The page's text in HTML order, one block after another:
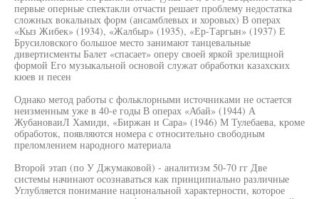
первые оперные спектакли отчасти решает проблему недостатка
сложных вокальных форм (ансамблевых и хоровых) В операх
«Кыз Жибек» (1934), «Жалбыр» (1935), «Ер-Таргын» (1937) Е
Брусиловского большое место занимают танцевальные
дивертисменты Балет «спасает» оперу своей яркой зрелищной
формой Его музыкальной основой служат обработки казахских
кюев и песен
Однако метод работы с фольклорными источниками не остается
неизменным уже в 40-е годы В операх «Абай» (1944) А
ЖубановаиЛ Хамиди, «Биржан и Сара» (1946) М Тулебаева, кроме
обработок, появляются номера с относительно свободным
преломлением народного материала
Второй этап (по У Джумаковой) - аналитизм 50-70 гг Две
системы начинают осознаваться как принципиально различные
Углубляется понимание национальной характерности, которое